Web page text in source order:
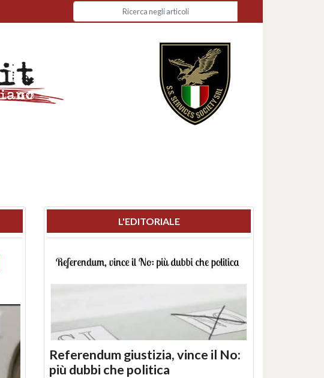
L'EDITORIALE
Referendum giustizia, vince il No:
più dubbi che politica